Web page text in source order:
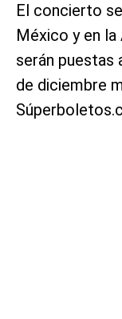
El concierto
México y en
serán puestas
de diciembre